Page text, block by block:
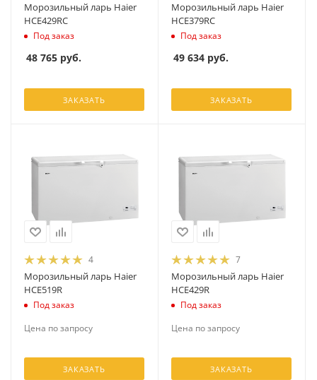
Морозильный ларь Haier
HCE429RC
Под заказ
48 765 руб.
ЗАКАЗАТЬ
Морозильный ларь Haier
HCE379RC
Под заказ
49 634 руб.
ЗАКАЗАТЬ
4
Морозильный ларь Haier
HCE519R
Под заказ
Цена по запросу
ЗАКАЗАТЬ
7
Морозильный ларь Haier
HCE429R
Под заказ
Цена по запросу
ЗАКАЗАТЬ